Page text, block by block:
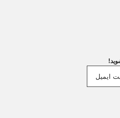
ایمیل